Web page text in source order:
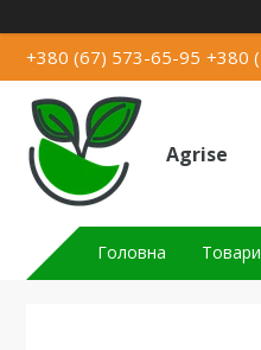
+380 (67) 573-65-95 +380
Agrise
Головна